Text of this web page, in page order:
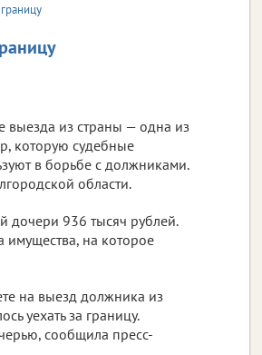
выезда из страны — одна из
которую судебные
в борьбе с должниками.
области.
дочери 936 тысяч рублей.
имущества, на которое
на выезд должника из
уехать за границу.
сообщила пресс-